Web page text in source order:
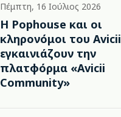
Πέμπτη, 16 Ιούλιος 2026
Η Pophouse και οι
κληρονόμοι του Avicii
εγκαινιάζουν την
πλατφόρμα «Avicii
Community»